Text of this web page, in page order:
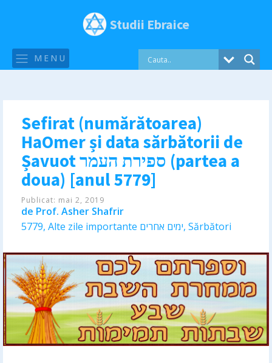
Studii Ebraice
MENU
Sefirat (numărătoarea)
HaOmer și data sărbătorii de
Șavuot ספירת העמר (partea a
doua) [anul 5779]
Publicat: mai 2, 2019
de Prof. Asher Shafrir
5779, Alte zile importante ימים אחרים, Sărbători